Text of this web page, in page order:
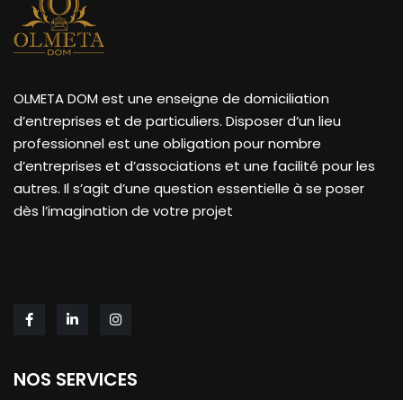
OLMETA DOM est une enseigne de domiciliation
d’entreprises et de particuliers. Disposer d’un lieu
professionnel est une obligation pour nombre
d’entreprises et d’associations et une facilité pour les
autres. Il s’agit d’une question essentielle à se poser
dès l’imagination de votre projet
NOS SERVICES